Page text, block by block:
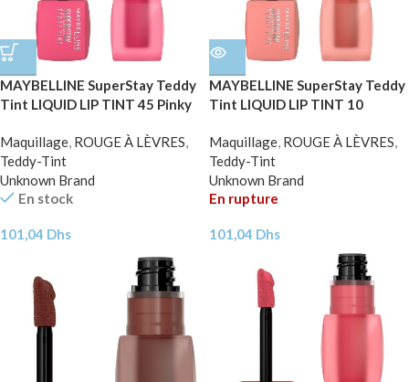
MAYBELLINE SuperStay Teddy
Tint LIQUID LIP TINT 45 Pinky
Maquillage, ROUGE À LÈVRES,
Teddy-Tint
Unknown Brand
En stock
101,04 Dhs
MAYBELLINE SuperStay Teddy
Tint LIQUID LIP TINT 10
Maquillage, ROUGE À LÈVRES,
Teddy-Tint
Unknown Brand
En rupture
101,04 Dhs